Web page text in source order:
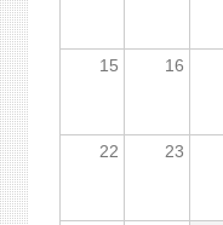
15 16
22 23